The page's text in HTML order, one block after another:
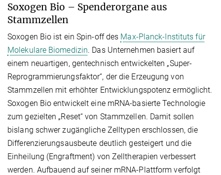
Soxogen Bio – Spenderorgane aus
Stammzellen
Soxogen Bio ist ein Spin-off des Max-Planck-Instituts für
Molekulare Biomedizin. Das Unternehmen basiert auf
einem neuartigen, gentechnisch entwickelten „Super-
Reprogrammierungsfaktor“, der die Erzeugung von
Stammzellen mit erhöhter Entwicklungspotenz ermöglicht.
Soxogen Bio entwickelt eine mRNA-basierte Technologie
zum gezielten „Reset“ von Stammzellen. Damit sollen
bislang schwer zugängliche Zelltypen erschlossen, die
Differenzierungsausbeute deutlich gesteigert und die
Einheilung (Engraftment) von Zelltherapien verbessert
werden. Aufbauend auf seiner mRNA-Plattform verfolgt